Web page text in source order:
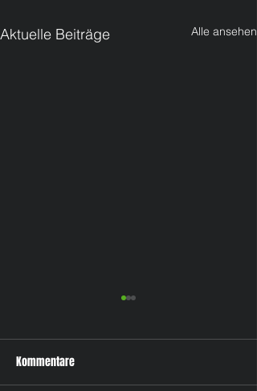
Aktuelle Beiträge Alle ansehen
Kommentare